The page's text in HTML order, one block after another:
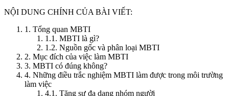
NỘI DUNG CHÍNH CỦA BÀI VIẾT:
1. Tổng quan MBTI
1.1. MBTI là gì?
1.2. Nguồn gốc và phân loại MBTI
2. Mục đích của việc làm MBTI
3. MBTI có đúng không?
4. Những điều trắc nghiệm MBTI làm được trong môi trường
làm việc
4.1. Tăng sự đa dạng nhóm người